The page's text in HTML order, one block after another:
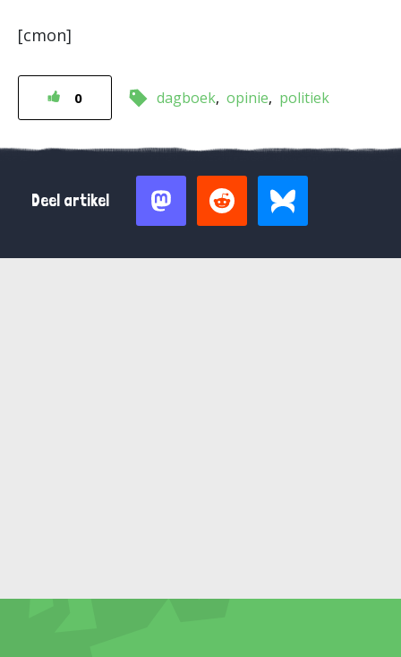
[cmon]
0 dagboek opinie politiek
Deel artikel